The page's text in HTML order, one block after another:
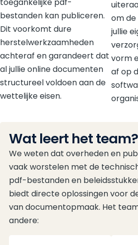
toegankelijke pdf-
bestanden kan publiceren.
Dit voorkomt dure
herstelwerkzaamheden
achteraf en garandeert dat
al jullie online documenten
structureel voldoen aan de
wettelijke eisen.
om
jullie
vorm
af op
Wat leert het team?
We weten dat overheden en
vaak worstelen met de
pdf-bestanden en
biedt directe oplossingen voor
van documentopmaak. Het
andere: